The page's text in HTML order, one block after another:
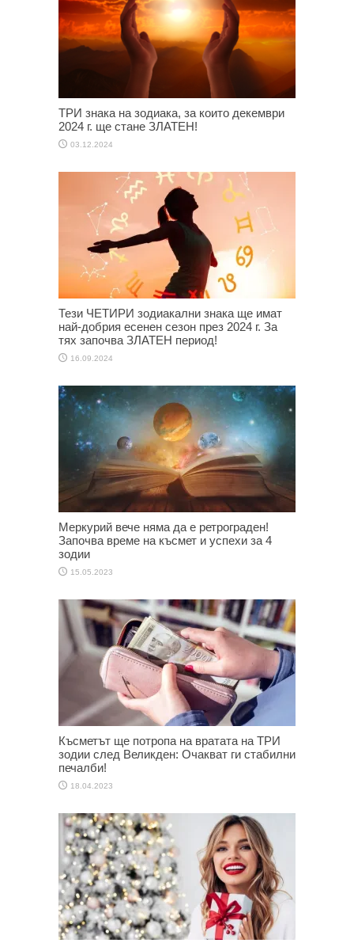
ТРИ знака на зодиака, за които декември
2024 г. ще стане ЗЛАТЕН!
03.12.2024
Тези ЧЕТИРИ зодиакални знака ще имат
най-добрия есенен сезон през 2024 г. За
тях започва ЗЛАТЕН период!
16.09.2024
Меркурий вече няма да е ретрограден!
Започва време на късмет и успехи за 4
зодии
15.05.2023
Късметът ще потропа на вратата на ТРИ
зодии след Великден: Очакват ги стабилни
печалби!
18.04.2023